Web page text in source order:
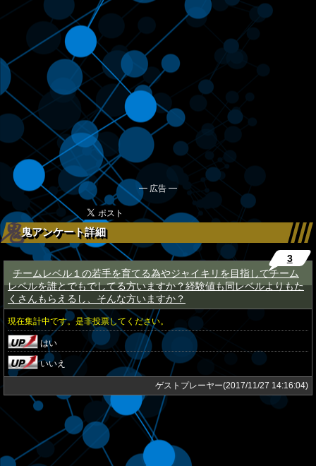
━ 広告 ━
鬼アンケート詳細
チームレベル１の若手を育てる為やジャイキリを目指してチーム
レベルを誰とでもでしてる方いますか？経験値も同レベルよりもた
くさんもらえるし、そんな方いますか？
3
現在集計中です。是非投票してください。
はい
いいえ
ゲストプレーヤー(2017/11/27 14:16:04)